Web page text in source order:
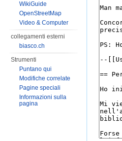
WikiGuide
OpenStreetMap
Video & Computer
collegamenti esterni
biasco.ch
Strumenti
Puntano qui
Modifiche correlate
Pagine speciali
Informazioni sulla
pagina